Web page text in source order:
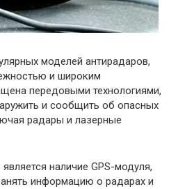
моделей антирадаров,
и широким
передовыми технологиями,
и сообщить об опасных
радары и лазерные
наличие GPS-модуля,
информацию о радарах и